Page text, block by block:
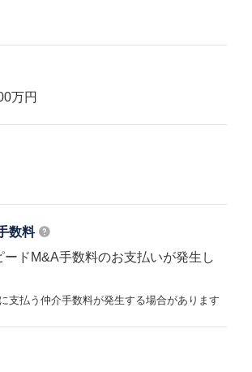
万円
数料
ードM&A手数料のお支払いが発生し
支払う仲介手数料が発生する場合があります